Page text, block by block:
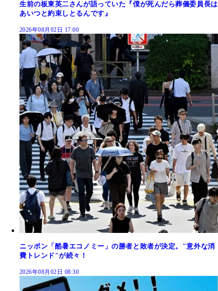
生前の板東英二さんが語っていた『僕が死んだら葬儀委員長は
あいつと約束しとるんです』
2026年08月02日 17:00
ニッポン「酷暑エコノミー」の勝者と敗者が決定。"意外な消
費トレンド"が続々！
2026年08月02日 08:30